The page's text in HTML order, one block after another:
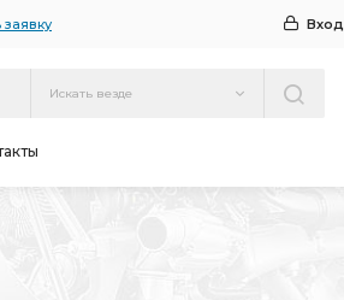
Вход
Искать везде